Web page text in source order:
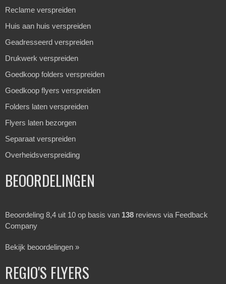
Reclame verspreiden
Huis aan huis verspreiden
Geadresseerd verspreiden
Drukwerk verspreiden
Goedkoop folders verspreiden
Goedkoop flyers verspreiden
Folders laten verspreiden
Flyers laten bezorgen
Separaat verspreiden
Overheidsverspreiding
BEOORDELINGEN
Beoordeling 8,4 uit 10 op basis van 138 reviews via Feedback
Company
Bekijk beoordelingen »
REGIO'S FLYERS